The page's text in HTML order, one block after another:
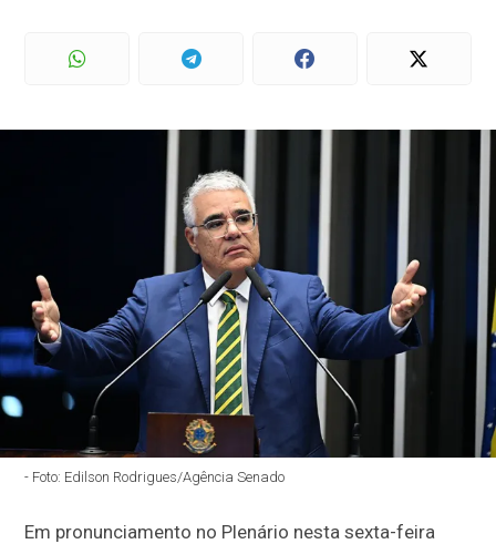
- Foto: Edilson Rodrigues/Agência Senado
Em pronunciamento no Plenário nesta sexta-feira